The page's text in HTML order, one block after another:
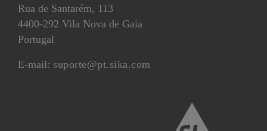
Rua de Santarém, 113
4400-292 Vila Nova de Gaia
Portugal
E-mail: suporte@pt.sika.com